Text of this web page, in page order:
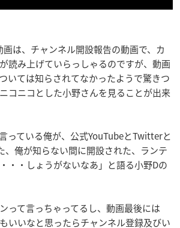
は、チャンネル開設報告の動画で、カ
読み上げていらっしゃるのですが、動画
いては知らされてなかったようで驚きつ
コニコとした小野さんを見ることが出来
っている俺が、公式YouTubeとTwitterと
、俺が知らない間に開設された、ランテ
・・しょうがないなあ」と語る小野Dの
って言っちゃってるし、動画最後には
いいなと思ったらチャンネル登録及びい